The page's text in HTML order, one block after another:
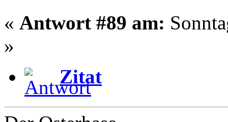
« Antwort #89 am:
»
Zitat